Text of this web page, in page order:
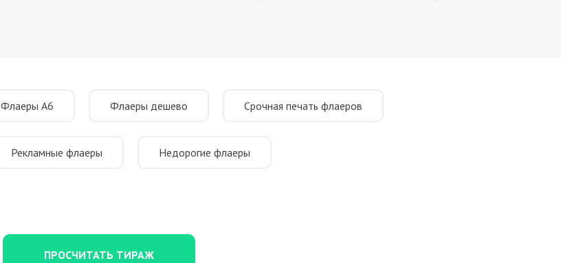
Флаеры А6 Флаеры дешево Срочная печать флаеров
Рекламные флаеры Недорогие флаеры
ПРОСЧИТАТЬ ТИРАЖ